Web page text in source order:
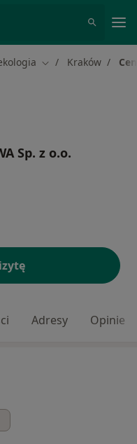
Zmień miasto
Kraków
Sp. z o.o.
Adresy Opinie